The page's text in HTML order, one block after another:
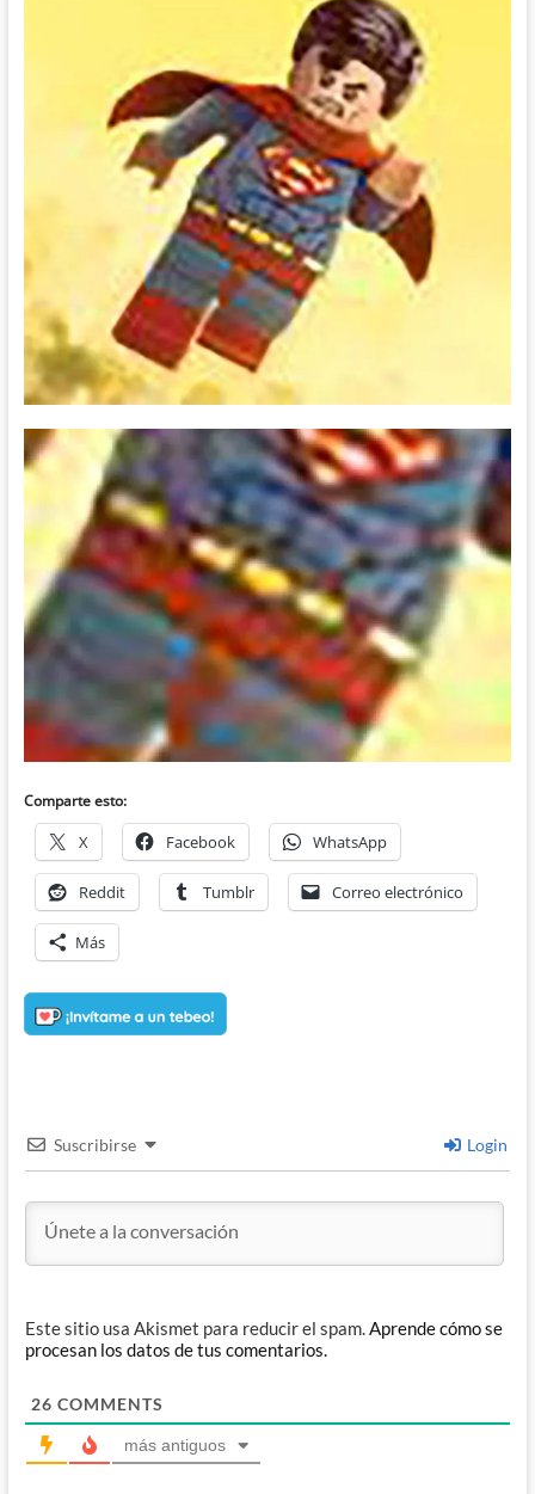
Comparte esto:
X Facebook WhatsApp
Reddit Tumblr Correo electrónico
Más
Suscribirse Login
Este sitio usa Akismet para reducir el spam.Aprende cómo se
procesan los datos de tus comentarios.
26 COMMENTS
más antiguos